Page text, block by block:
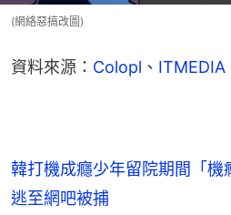
(網絡惡搞改圖)
資料來源： Colopl 、 ITMEDIA
韓打機成癮少年留院期間「
逃至網吧被捕